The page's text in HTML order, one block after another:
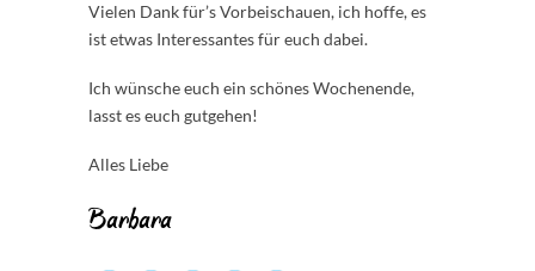
Vielen Dank für’s Vorbeischauen, ich hoffe, es
ist etwas Interessantes für euch dabei.
Ich wünsche euch ein schönes Wochenende,
lasst es euch gutgehen!
Alles Liebe
Barbara